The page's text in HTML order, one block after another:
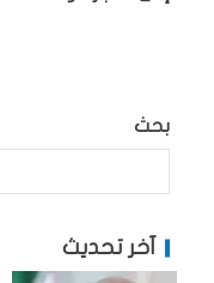
بحث
آخر تحديث